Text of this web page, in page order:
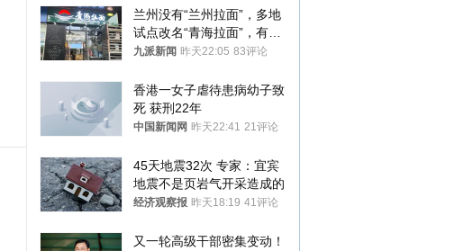
兰州没有“兰州拉面”，多地
试点改名“青海拉面”，有商
家改名已两年
九派新闻 昨天22:05 83评论
香港一女子虐待患病幼子致
死 获刑22年
中国新闻网 昨天22:41 21评论
45天地震32次 专家：宜宾
地震不是页岩气开采造成的
经济观察报 昨天18:19 41评论
又一轮高级干部密集变动！